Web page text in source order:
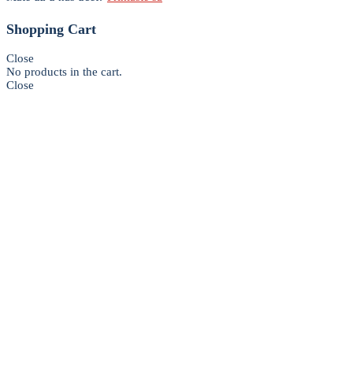
Shopping Cart
Close
No products in the cart.
Close